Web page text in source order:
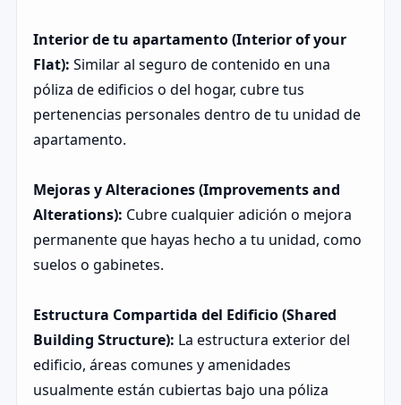
Interior de tu apartamento (Interior of your
Flat): Similar al seguro de contenido en una
póliza de edificios o del hogar, cubre tus
pertenencias personales dentro de tu unidad de
apartamento.
Mejoras y Alteraciones (Improvements and
Alterations): Cubre cualquier adición o mejora
permanente que hayas hecho a tu unidad, como
suelos o gabinetes.
Estructura Compartida del Edificio (Shared
Building Structure): La estructura exterior del
edificio, áreas comunes y amenidades
usualmente están cubiertas bajo una póliza